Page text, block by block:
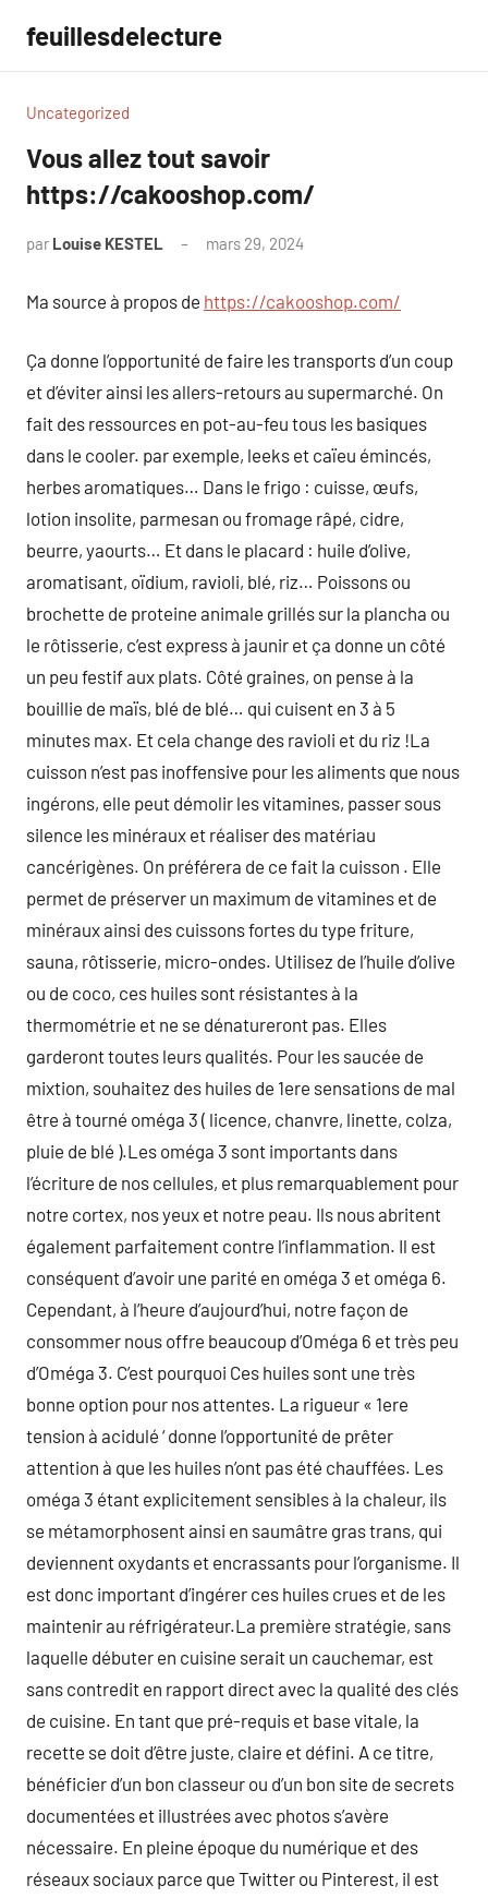
contenu
feuillesdelecture
Uncategorized
Vous allez tout savoir
https://cakooshop.com/
par Louise KESTEL mars 29, 2024
Ma source à propos de https://cakooshop.com/
Ça donne l’opportunité de faire les transports d’un coup
et d’éviter ainsi les allers-retours au supermarché. On
fait des ressources en pot-au-feu tous les basiques
dans le cooler. par exemple, leeks et caïeu émincés,
herbes aromatiques… Dans le frigo : cuisse, œufs,
lotion insolite, parmesan ou fromage râpé, cidre,
beurre, yaourts… Et dans le placard : huile d’olive,
aromatisant, oïdium, ravioli, blé, riz… Poissons ou
brochette de proteine animale grillés sur la plancha ou
le rôtisserie, c’est express à jaunir et ça donne un côté
un peu festif aux plats. Côté graines, on pense à la
bouillie de maïs, blé de blé… qui cuisent en 3 à 5
minutes max. Et cela change des ravioli et du riz !La
cuisson n’est pas inoffensive pour les aliments que nous
ingérons, elle peut démolir les vitamines, passer sous
silence les minéraux et réaliser des matériau
cancérigènes. On préférera de ce fait la cuisson . Elle
permet de préserver un maximum de vitamines et de
minéraux ainsi des cuissons fortes du type friture,
sauna, rôtisserie, micro-ondes. Utilisez de l’huile d’olive
ou de coco, ces huiles sont résistantes à la
thermométrie et ne se dénatureront pas. Elles
garderont toutes leurs qualités. Pour les saucée de
mixtion, souhaitez des huiles de 1ere sensations de mal
être à tourné oméga 3 ( licence, chanvre, linette, colza,
pluie de blé ).Les oméga 3 sont importants dans
l’écriture de nos cellules, et plus remarquablement pour
notre cortex, nos yeux et notre peau. Ils nous abritent
également parfaitement contre l’inflammation. Il est
conséquent d’avoir une parité en oméga 3 et oméga 6.
Cependant, à l’heure d’aujourd’hui, notre façon de
consommer nous offre beaucoup d’Oméga 6 et très peu
d’Oméga 3. C’est pourquoi Ces huiles sont une très
bonne option pour nos attentes. La rigueur « 1ere
tension à acidulé ‘ donne l’opportunité de prêter
attention à que les huiles n’ont pas été chauffées. Les
oméga 3 étant explicitement sensibles à la chaleur, ils
se métamorphosent ainsi en saumâtre gras trans, qui
deviennent oxydants et encrassants pour l’organisme. Il
est donc important d’ingérer ces huiles crues et de les
maintenir au réfrigérateur.La première stratégie, sans
laquelle débuter en cuisine serait un cauchemar, est
sans contredit en rapport direct avec la qualité des clés
de cuisine. En tant que pré-requis et base vitale, la
recette se doit d’être juste, claire et défini. A ce titre,
bénéficier d’un bon classeur ou d’un bon site de secrets
documentées et illustrées avec photos s’avère
nécessaire. En pleine époque du numérique et des
réseaux sociaux parce que Twitter ou Pinterest, il est